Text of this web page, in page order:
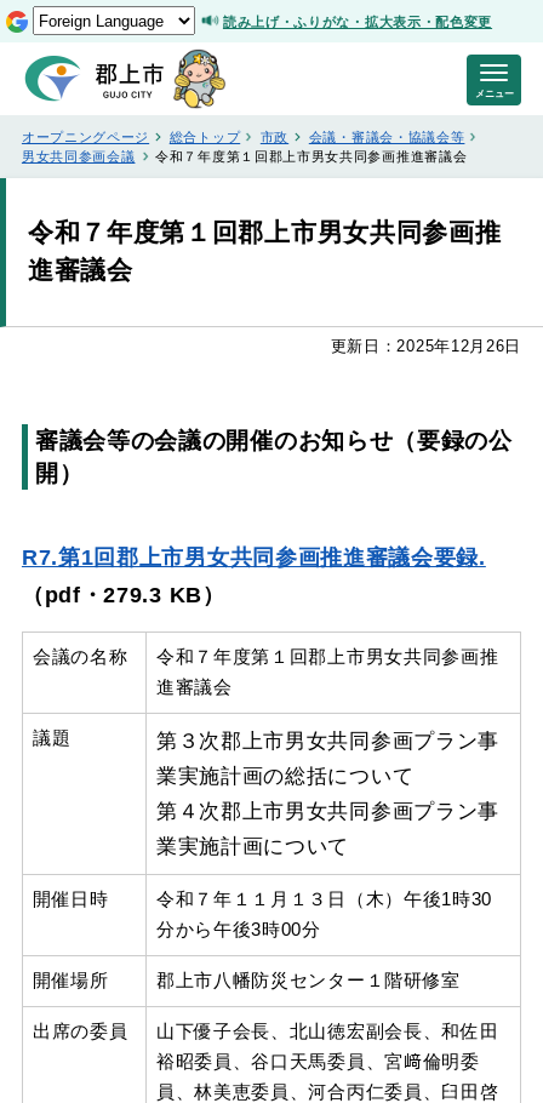
読み上げ・ふりがな・拡大表示・配色変更
オープニングページ 総合トップ 市政
会議・審議会・協議会等
男女共同参画会議
令和７年度第１回郡上市男女共同参画推進審議会
令和７年度第１回郡上市男女共同参画推
進審議会
更新日：2025年12月26日
審議会等の会議の開催のお知らせ（要録の公
開）
R7.第1回郡上市男女共同参画推進審議会要録.
（pdf・279.3 KB）
会議の名称
令和７年度第１回郡上市男女共同参画推
進審議会
議題
第３次郡上市男女共同参画プラン事
業実施計画の総括について
第４次郡上市男女共同参画プラン事
業実施計画について
開催日時
令和７年１１月１３日（木）午後1時30
分から午後3時00分
開催場所 郡上市八幡防災センター１階研修室
出席の委員
山下優子会長、北山徳宏副会長、和佐田
裕昭委員、谷口天馬委員、宮﨑倫明委
員、林美恵委員、河合丙仁委員、臼田啓
メニュー